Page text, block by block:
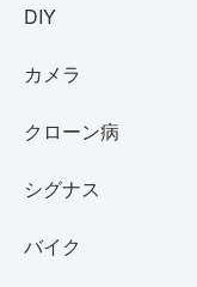
DIY
カメラ
クローン病
シグナス
バイク